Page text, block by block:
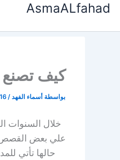
AsmaALfahad
كيف تصنع
بواسطة أسماء الفهد/
خلال السنوات
علي بعض القصص
حالها تأتي